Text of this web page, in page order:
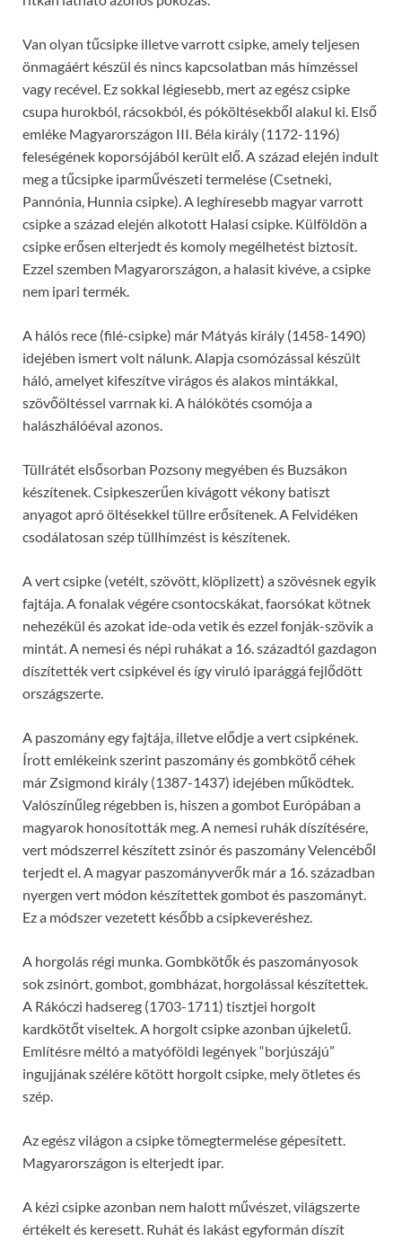
Van olyan tűcsipke illetve varrott csipke, amely teljesen
önmagáért készül és nincs kapcsolatban más hímzéssel
vagy recével. Ez sokkal légiesebb, mert az egész csipke
csupa hurokból, rácsokból, és póköltésekből alakul ki. Első
emléke Magyarországon III. Béla király (1172-1196)
feleségének koporsójából került elő. A század elején indult
meg a tűcsipke iparművészeti termelése (Csetneki,
Pannónia, Hunnia csipke). A leghíresebb magyar varrott
csipke a század elején alkotott Halasi csipke. Külföldön a
csipke erősen elterjedt és komoly megélhetést biztosít.
Ezzel szemben Magyarországon, a halasit kivéve, a csipke
nem ipari termék.
A hálós rece (filé-csipke) már Mátyás király (1458-1490)
idejében ismert volt nálunk. Alapja csomózással készült
háló, amelyet kifeszítve virágos és alakos mintákkal,
szövőöltéssel varrnak ki. A hálókötés csomója a
halászhálóéval azonos.
Tüllrátét elsősorban Pozsony megyében és Buzsákon
készítenek. Csipkeszerűen kivágott vékony batiszt
anyagot apró öltésekkel tüllre erősítenek. A Felvidéken
csodálatosan szép tüllhímzést is készítenek.
A vert csipke (vetélt, szövött, klöplizett) a szövésnek egyik
fajtája. A fonalak végére csontocskákat, faorsókat kötnek
nehezékül és azokat ide-oda vetik és ezzel fonják-szövik a
mintát. A nemesi és népi ruhákat a 16. századtól gazdagon
díszítették vert csipkével és így viruló iparággá fejlődött
országszerte.
A paszomány egy fajtája, illetve elődje a vert csipkének.
Írott emlékeink szerint paszomány és gombkötő céhek
már Zsigmond király (1387-1437) idejében működtek.
Valószínűleg régebben is, hiszen a gombot Európában a
magyarok honosították meg. A nemesi ruhák díszítésére,
vert módszerrel készített zsinór és paszomány Velencéből
terjedt el. A magyar paszományverők már a 16. században
nyergen vert módon készítettek gombot és paszományt.
Ez a módszer vezetett később a csipkeveréshez.
A horgolás régi munka. Gombkötők és paszományosok
sok zsinórt, gombot, gombházat, horgolással készítettek.
A Rákóczi hadsereg (1703-1711) tisztjei horgolt
kardkötőt viseltek. A horgolt csipke azonban újkeletű.
Említésre méltó a matyóföldi legények “borjúszájú”
ingujjának szélére kötött horgolt csipke, mely ötletes és
szép.
Az egész világon a csipke tömegtermelése gépesített.
Magyarországon is elterjedt ipar.
A kézi csipke azonban nem halott művészet, világszerte
értékelt és keresett. Ruhát és lakást egyformán díszít